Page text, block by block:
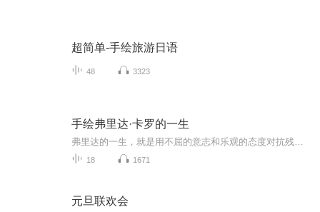
超简单-手绘旅游日语
48 3323
手绘弗里达·卡罗的一生
18 1671
元旦联欢会